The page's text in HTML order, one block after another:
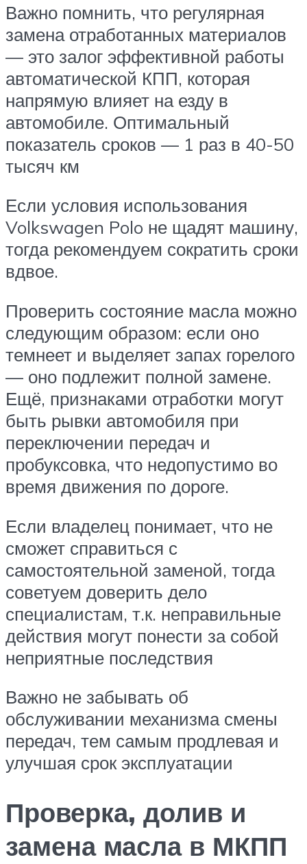
Важно помнить, что регулярная
замена отработанных материалов
— это залог эффективной работы
автоматической КПП, которая
напрямую влияет на езду в
автомобиле. Оптимальный
показатель сроков — 1 раз в 40-50
тысяч км
Если условия использования
Volkswagen Polo не щадят машину,
тогда рекомендуем сократить сроки
вдвое.
Проверить состояние масла можно
следующим образом: если оно
темнеет и выделяет запах горелого
— оно подлежит полной замене.
Ещё, признаками отработки могут
быть рывки автомобиля при
переключении передач и
пробуксовка, что недопустимо во
время движения по дороге.
Если владелец понимает, что не
сможет справиться с
самостоятельной заменой, тогда
советуем доверить дело
специалистам, т.к. неправильные
действия могут понести за собой
неприятные последствия
Важно не забывать об
обслуживании механизма смены
передач, тем самым продлевая и
улучшая срок эксплуатации
Проверка, долив и
замена масла в МКПП